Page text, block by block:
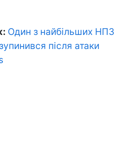
Один з найбільших НПЗ
після атаки